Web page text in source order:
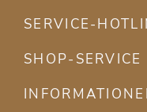
SERVICE-
SHOP-SERVICE